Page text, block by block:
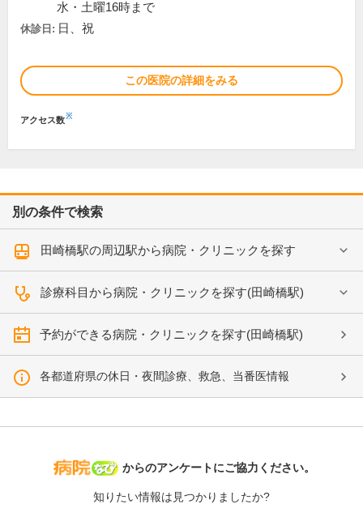
水・土曜16時まで
休診日: 日、祝
この医院の詳細をみる
アクセス数※
別の条件で検索
田崎橋駅の周辺駅から病院・クリニックを探す
診療科目から病院・クリニックを探す(田崎橋駅)
予約ができる病院・クリニックを探す(田崎橋駅)
各都道府県の休日・夜間診療、救急、当番医情報
病院なび
からのアンケートにご協力ください。
知りたい情報は見つかりましたか?